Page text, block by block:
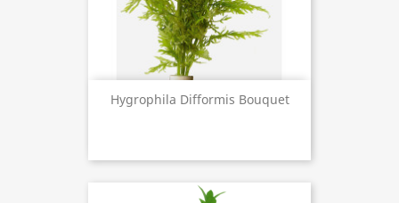
Hygrophila Difformis Bouquet